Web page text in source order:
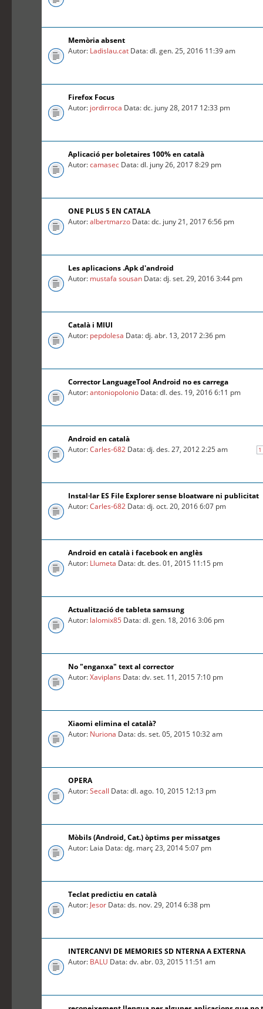
Memòria absent
Autor: Ladislau.cat Data: dl. gen. 25, 2016 11:39 am
Firefox Focus
Autor: jordirroca Data: dc. juny 28, 2017 12:33 pm
Aplicació per boletaires 100% en català
Autor:camasec Data: dl. juny 26, 2017 8:29 pm
ONE PLUS 5 EN CATALA
Autor:albertmarzo Data: dc. juny 21, 2017 6:56 pm
Les aplicacions .Apk d'android
Autor: mustafa sousan Data: dj. set. 29, 2016 3:44 pm
Català i MIUI
Autor: pepdolesa Data: dj. abr. 13, 2017 2:36 pm
Corrector LanguageTool Android no es carrega
Autor:antoniopolonio Data: dl. des. 19, 2016 6:11 pm
Android en català
1
Autor:Carles-682 Data: dj. des. 27, 2012 2:25 am
Instal·lar ES File Explorer sense bloatware ni publicitat
Autor:Carles-682 Data: dj. oct. 20, 2016 6:07 pm
Android en català i facebook en anglès
Autor: Llumeta Data: dt. des. 01, 2015 11:15 pm
Actualització de tableta samsung
Autor: lalomix85 Data: dl. gen. 18, 2016 3:06 pm
No "enganxa" text al corrector
Autor:Xaviplans Data: dv. set. 11, 2015 7:10 pm
Xiaomi elimina el català?
Autor: Nuriona Data: ds. set. 05, 2015 10:32 am
OPERA
Autor:Secall Data: dl. ago. 10, 2015 12:13 pm
Mòbils (Android, Cat.) òptims per missatges
Autor: Laia Data: dg. març 23, 2014 5:07 pm
Teclat predictiu en català
Autor: Jesor Data: ds. nov. 29, 2014 6:38 pm
INTERCANVI DE MEMORIES SD NTERNA A EXTERNA
Autor: BALU Data: dv. abr. 03, 2015 11:51 am